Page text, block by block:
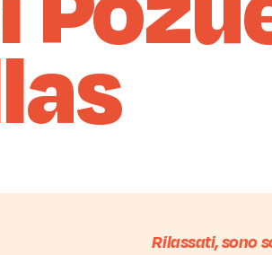
Rilassati, sono